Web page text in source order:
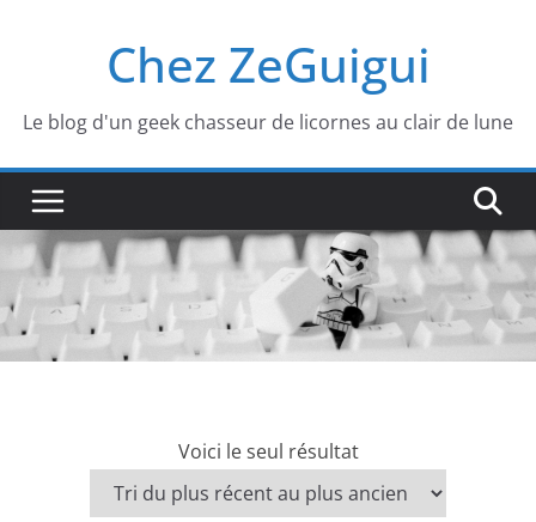
Chez ZeGuigui
Le blog d'un geek chasseur de licornes au clair de lune
Voici le seul résultat